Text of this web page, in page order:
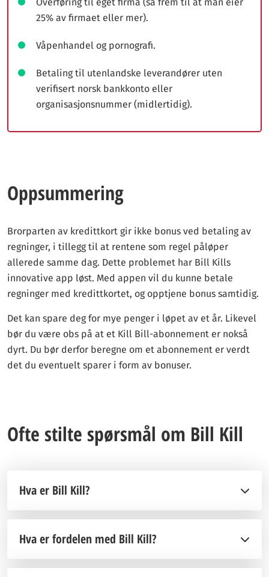
25% av firmaet eller mer).
Våpenhandel og pornografi.
Betaling til utenlandske leverandører uten
verifisert norsk bankkonto eller
organisasjonsnummer (midlertidig).
Oppsummering
Brorparten av kredittkort gir ikke bonus ved betaling av
regninger, i tillegg til at rentene som regel påløper
allerede samme dag. Dette problemet har Bill Kills
innovative app løst. Med appen vil du kunne betale
regninger med kredittkortet, og opptjene bonus samtidig.
Det kan spare deg for mye penger i løpet av et år. Likevel
bør du være obs på at et Kill Bill-abonnement er nokså
dyrt. Du bør derfor beregne om et abonnement er verdt
det du eventuelt sparer i form av bonuser.
Ofte stilte spørsmål om Bill Kill
Hva er Bill Kill?
Hva er fordelen med Bill Kill?